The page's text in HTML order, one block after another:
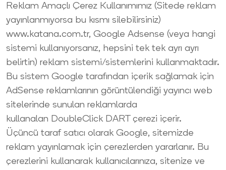
Reklam Amaçlı Çerez Kullanımımız (Sitede reklam
yayınlanmıyorsa bu kısmı silebilirsiniz)
www.katana.com.tr, Google Adsense (veya hangi
sistemi kullanıyorsanız, hepsini tek tek ayrı ayrı
belirtin) reklam sistemi/sistemlerini kullanmaktadır.
Bu sistem Google tarafından içerik sağlamak için
AdSense reklamlarının görüntülendiği yayıncı web
sitelerinde sunulan reklamlarda
kullanalan DoubleClick DARTçerezi içerir.
Üçüncü taraf satıcı olarak Google, sitemizde
reklam yayınlamak için çerezlerden yararlanır. Bu
çerezlerini kullanarak kullanıcılarınıza, sitenize ve